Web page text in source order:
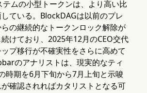
ムの小型トークンは、より高い比
ている。BlockDAGは以前のプレ
の継続的なトークンロック解除が
けており、2025年12月のCEO交代
プ移行が不確実性をさらに高めて
のアナリストは、現実的なティ
時期を6月下旬から7月上旬と示唆
確認されればカタリストとなる可